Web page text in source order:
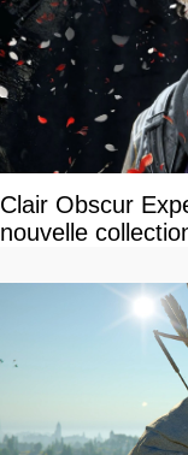
Clair Obscur
nouvelle